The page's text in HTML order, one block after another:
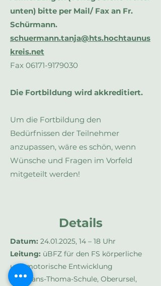
unten) bitte per Mail/ Fax an Fr.
Schürmann.
schuermann.tanja@hts.hochtaunus
kreis.net
Fax 06171-9179030
Die Fortbildung wird akkreditiert.
Um die Fortbildung den
Bedürfnissen der Teilnehmer
anzupassen, wäre es schön, wenn
Wünsche und Fragen im Vorfeld
mitgeteilt werden!
Details
Datum: 24.01.2025, 14 – 18 Uhr
Leitung: üBFZ für den FS körperliche
und motorische Entwicklung
Ort:Hans-Thoma-Schule, Oberursel,